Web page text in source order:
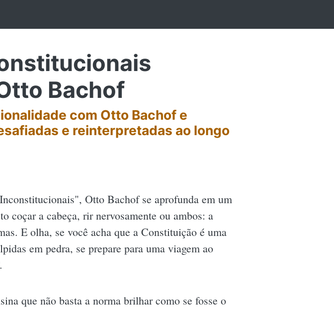
Bachof
com Otto Bachof e
e reinterpretadas ao longo
Otto Bachof se aprofunda em um
coçar a cabeça, rir nervosamente ou ambos: a
E olha, se você acha que a Constituição é uma
em pedra, se prepare para uma viagem ao
que não basta a norma brilhar como se fosse o